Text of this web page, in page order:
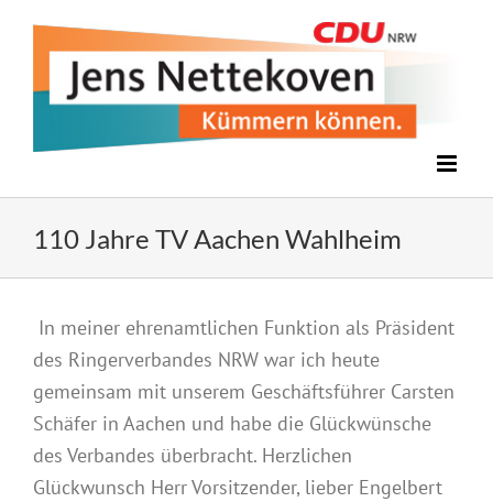
110 Jahre TV Aachen Wahlheim
grösseres
Bild
In meiner ehrenamtlichen Funktion als Präsident
des Ringerverbandes NRW war ich heute
gemeinsam mit unserem Geschäftsführer Carsten
Schäfer in Aachen und habe die Glückwünsche
des Verbandes überbracht. Herzlichen
Glückwunsch Herr Vorsitzender, lieber Engelbert